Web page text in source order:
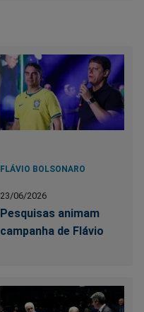
FLÁVIO BOLSONARO
23/06/2026
Pesquisas animam
campanha de Flávio